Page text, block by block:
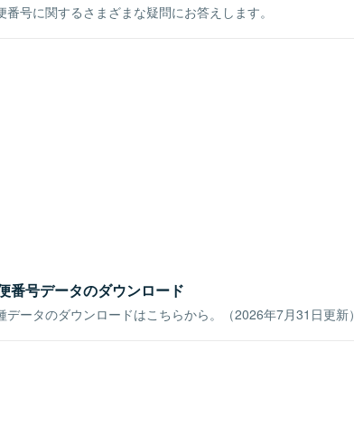
番号に関するさまざまな疑問にお答えします。
番号データのダウンロード
データのダウンロードはこちらから。（2026年7月31日更新）